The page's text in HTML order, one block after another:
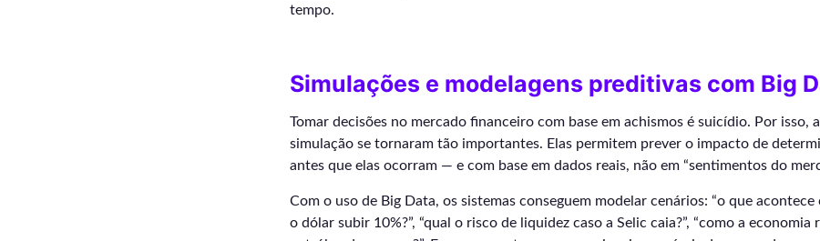
tempo.
Simulações e modelagens preditivas com Big
Tomar decisões no mercado financeiro com base em achismos é suicídio. Por isso,
simulação se tornaram tão importantes. Elas permitem prever o impacto de
antes que elas ocorram — e com base em dados reais, não em “sentimentos do
Com o uso de Big Data, os sistemas conseguem modelar cenários: “o que
o dólar subir 10%?”, “qual o risco de liquidez caso a Selic caia?”, “como a economia